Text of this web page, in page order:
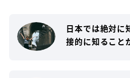
日本では絶対に
接的に知ること